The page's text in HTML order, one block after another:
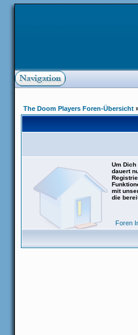
The Doom Players Foren-Übersicht
Um
dauert
mit
die
Foren